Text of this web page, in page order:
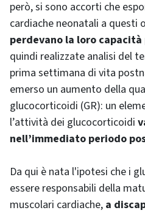
però, si sono accorti che
cardiache neonatali a questi
perdevano la loro
quindi realizzate analisi del
prima settimana di vita
emerso un aumento della
glucocorticoidi (GR): un
l’attività dei glucocorticoidi
nell’immediato periodo
Da qui è nata l'ipotesi che i
essere responsabili della
muscolari cardiache, a